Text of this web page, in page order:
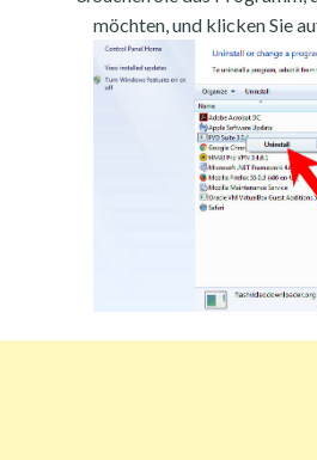
möchten, und klicken Sie